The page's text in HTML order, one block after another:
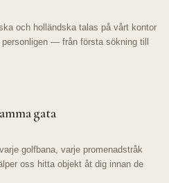
och holländska talas på vårt kontor
— från första sökning till
gata
golfbana, varje promenadstråk
oss hitta objekt åt dig innan de